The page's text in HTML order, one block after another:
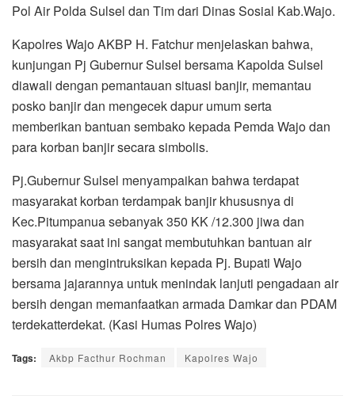
Pol Air Polda Sulsel dan Tim dari Dinas Sosial Kab.Wajo.
Kapolres Wajo AKBP H. Fatchur menjelaskan bahwa,
kunjungan Pj Gubernur Sulsel bersama Kapolda Sulsel
diawali dengan pemantauan situasi banjir, memantau
posko banjir dan mengecek dapur umum serta
memberikan bantuan sembako kepada Pemda Wajo dan
para korban banjir secara simbolis.
Pj.Gubernur Sulsel menyampaikan bahwa terdapat
masyarakat korban terdampak banjir khususnya di
Kec.Pitumpanua sebanyak 350 KK /12.300 jiwa dan
masyarakat saat ini sangat membutuhkan bantuan air
bersih dan mengintruksikan kepada Pj. Bupati Wajo
bersama jajarannya untuk menindak lanjuti pengadaan air
bersih dengan memanfaatkan armada Damkar dan PDAM
terdekatterdekat. (Kasi Humas Polres Wajo)
Tags: Akbp Facthur Rochman Kapolres Wajo